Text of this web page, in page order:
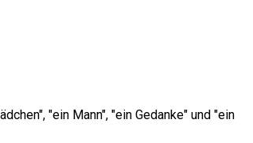
"ein Mann", "ein Gedanke" und "ein